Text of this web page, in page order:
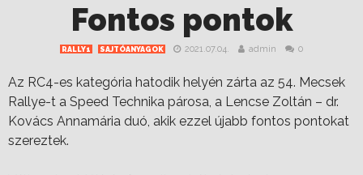
Fontos pontok
RALLY1 SAJTÓANYAGOK 2021.07.04. admin 0
Az RC4-es kategória hatodik helyén zárta az 54. Mecsek
Rallye-t a Speed Technika párosa, a Lencse Zoltán – dr.
Kovács Annamária duó, akik ezzel újabb fontos pontokat
szereztek.